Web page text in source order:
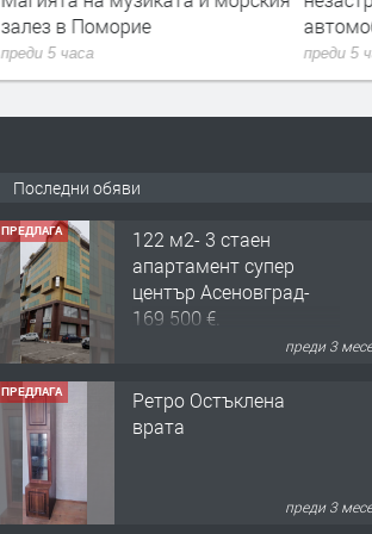
залез в Поморие
преди 5 часа преди 5
Последни обяви
ПРЕДЛАГА
122 м2- 3 стаен
апартамент супер
център Асеновград-
169 500 €.
преди 3
ПРЕДЛАГА
Ретро Остъклена
врата
преди 3